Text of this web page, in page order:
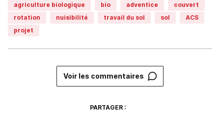
agriculture biologique bio adventice
couvert
rotation
nuisibilité travail du sol sol
ACS
projet
Voir les commentaires
PARTAGER :